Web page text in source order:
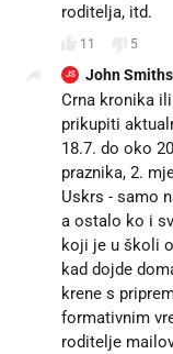
roditelja, itd.
11 5
JS John
Crna kronika
prikupiti
18.7. do oko
praznika, 2.
Uskrs - samo
a ostalo ko i
koji je u školi
kad dojde
krene s
formativnim
roditelje